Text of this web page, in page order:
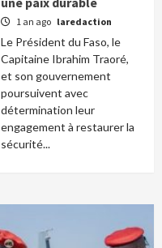
1 an ago laredaction
Le Président du Faso, le
Capitaine Ibrahim Traoré,
et son gouvernement
poursuivent avec
détermination leur
engagement à restaurer la
sécurité...